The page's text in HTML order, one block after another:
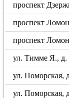
проспект
проспект
проспект
ул. Тимме Я., д.
ул. Поморская,
ул. Поморская,